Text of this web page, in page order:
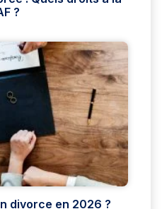
?
divorce en 2026 ?